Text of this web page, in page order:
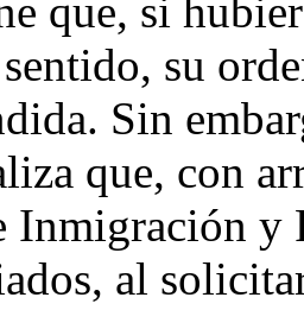
que, si
sentido, su
Sin
que, con
Inmigración y
al